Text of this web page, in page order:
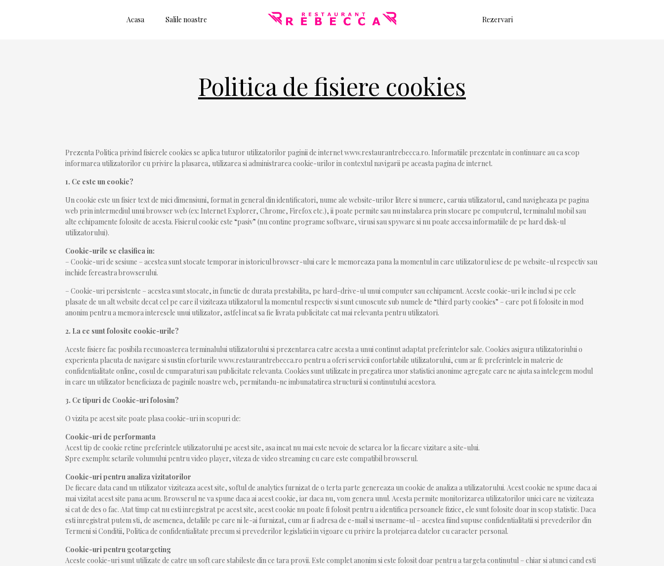
Acasa Salile noastre Rezervari
Politica de fisiere cookies
Prezenta Politica privind fisierele cookies se aplica tuturor utilizatorilor paginii de internet www.restaurantrebecca.ro. Informatiile prezentate in continuare au ca scop
informarea utilizatorilor cu privire la plasarea, utilizarea si administrarea cookie-urilor in contextul navigarii pe aceasta pagina de internet.
1. Ce este un cookie?
Un cookie este un fisier text de mici dimensiuni, format in general din identificatori, nume ale website-urilor litere si numere, caruia utilizatorul, cand navigheaza pe pagina
web prin intermediul unui browser web (ex: Internet Explorer, Chrome, Firefox etc.), ii poate permite sau nu instalarea prin stocare pe computerul, terminalul mobil sau
alte echipamente folosite de acesta. Fisierul cookie este “pasiv” (nu contine programe software, virusi sau spyware si nu poate accesa informatiile de pe hard disk-ul
utilizatorului).
Cookie-urile se clasifica in:
– Cookie-uri de sesiune – acestea sunt stocate temporar in istoricul browser-ului care le memoreaza pana la momentul in care utilizatorul iese de pe website-ul respectiv sau
inchide fereastra browserului.
– Cookie-uri persistente – acestea sunt stocate, in functie de durata prestabilita, pe hard-drive-ul unui computer sau echipament. Aceste cookie-uri le includ si pe cele
plasate de un alt website decat cel pe care il viziteaza utilizatorul la momentul respectiv si sunt cunoscute sub numele de “third party cookies” – care pot fi folosite in mod
anonim pentru a memora interesele unui utilizator, astfel incat sa fie livrata publicitate cat mai relevanta pentru utilizatori.
2. La ce sunt folosite cookie-urile?
Aceste fisiere fac posibila recunoasterea terminalului utilizatorului si prezentarea catre acesta a unui continut adaptat preferintelor sale. Cookies asigura utilizatoriului o
experienta placuta de navigare si sustin eforturile www.restaurantrebecca.ro pentru a oferi servicii confortabile utilizatorului, cum ar fi: preferintele in materie de
confidentialitate online, cosul de cumparaturi sau publicitate relevanta. Cookies sunt utilizate in pregatirea unor statistici anonime agregate care ne ajuta sa intelegem modul
in care un utilizator beneficiaza de paginile noastre web, permitandu-ne imbunatatirea structurii si continutului acestora.
3. Ce tipuri de Cookie-uri folosim?
O vizita pe acest site poate plasa cookie-uri in scopuri de:
Cookie-uri de performanta
Acest tip de cookie retine preferintele utilizatorului pe acest site, asa incat nu mai este nevoie de setarea lor la fiecare vizitare a site-ului.
Spre exemplu: setarile volumului pentru video player, viteza de video streaming cu care este compatibil browserul.
Cookie-uri pentru analiza vizitatorilor
De fiecare data cand un utilizator viziteaza acest site, softul de analytics furnizat de o terta parte genereaza un cookie de analiza a utilizatorului. Acest cookie ne spune daca ai
mai vizitat acest site pana acum. Browserul ne va spune daca ai acest cookie, iar daca nu, vom genera unul. Acesta permite monitorizarea utilizatorilor unici care ne viziteaza
si cat de des o fac. Atat timp cat nu esti inregistrat pe acest site, acest cookie nu poate fi folosit pentru a identifica persoanele fizice, ele sunt folosite doar in scop statistic. Daca
esti inregistrat putem sti, de asemenea, detaliile pe care ni le-ai furnizat, cum ar fi adresa de e-mail si username-ul – acestea fiind supuse confidentialitatii si prevederilor din
Termeni si Conditii, Politica de confidentialitate precum si prevederilor legislatiei in vigoare cu privire la protejarea datelor cu caracter personal.
Cookie-uri pentru geotargeting
Aceste cookie-uri sunt utilizate de catre un soft care stabileste din ce tara provii. Este complet anonim si este folosit doar pentru a targeta continutul – chiar si atunci cand esti